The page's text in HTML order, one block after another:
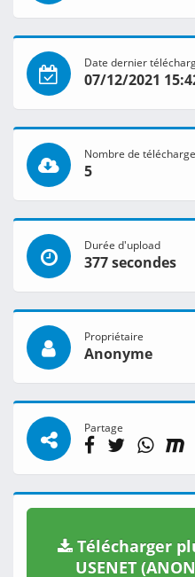
Date dernier
07/12/2021
Nombre de
5
Durée d'upload
377 secondes
Propriétaire
Anonyme
Partage
Télécharger
USENET